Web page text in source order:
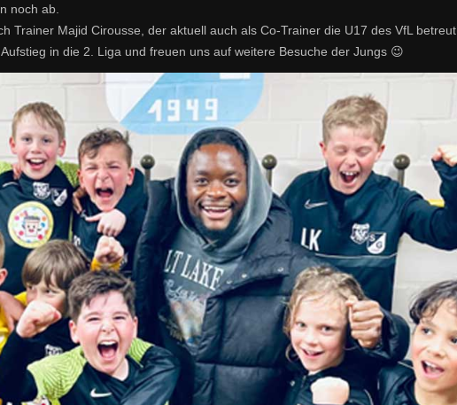
noch ab.
Trainer Majid Cirousse, der aktuell auch als Co-Trainer die U17 des VfL betreut.
in die 2. Liga und freuen uns auf weitere Besuche der Jungs 😉